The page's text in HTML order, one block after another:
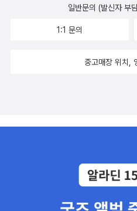
일반문의 (발신자 부
1:1 문의
중고매장 위치,